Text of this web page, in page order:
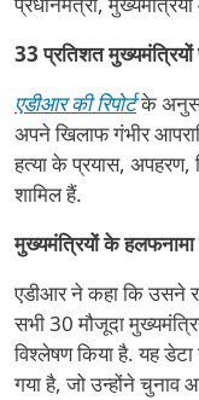
33 प्रतिशत
एडीआर की रिपोर्टके
अपने खिलाफ गंभीर
हत्या के प्रयास,
शामिल हैं.
मुख्यमंत्रियों के
एडीआर ने कहा कि उसने
सभी 30 मौजूदा
विश्लेषण किया है. यह
गया है, जो उन्होंने चुनाव